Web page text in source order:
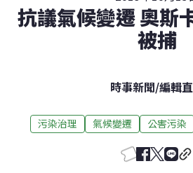
抗議氣候變遷 奧斯
被捕
時事新聞/編輯
污染治理 氣候變遷 公害污染